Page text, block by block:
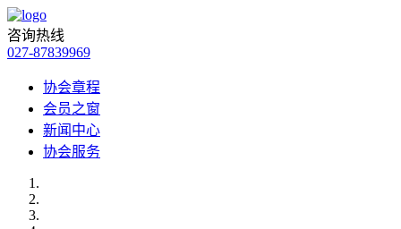
咨询热线
027-87839969
协会章程
会员之窗
新闻中心
协会服务